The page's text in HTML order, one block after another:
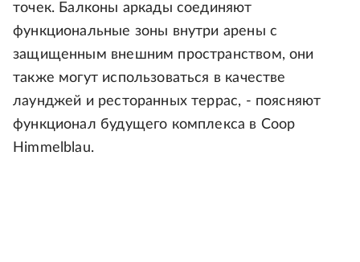
точек. Балконы аркады соединяют
функциональные зоны внутри арены с
защищенным внешним пространством, они
также могут использоваться в качестве
лаунджей и ресторанных террас, - поясняют
функционал будущего комплекса в Coop
Himmelblau.